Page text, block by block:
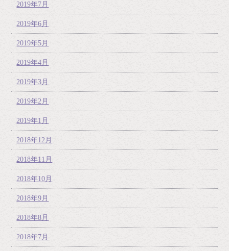
2019年7月
2019年6月
2019年5月
2019年4月
2019年3月
2019年2月
2019年1月
2018年12月
2018年11月
2018年10月
2018年9月
2018年8月
2018年7月